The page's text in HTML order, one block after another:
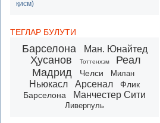
қисм)
ТЕГЛАР БУЛУТИ
Барселона Ман. Юнайтед
Ҳусанов Тоттенхэм
Реал
Мадрид
Челси Милан
Ньюкасл Арсенал
Флик
Барселона
Манчестер Сити
Ливерпуль